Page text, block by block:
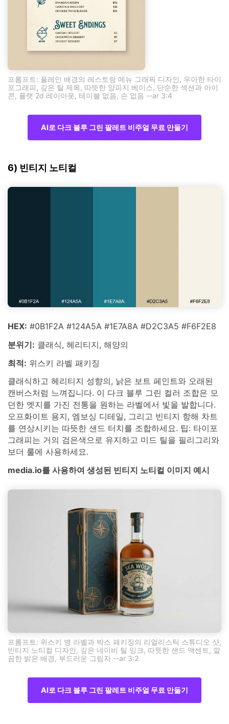
프롬프트: 플레인 배경의 레스토랑 메뉴 그래픽 디자인, 우아한 타이
포그래피, 깊은 틸 제목, 따뜻한 양피지 베이스, 단순한 섹션과 아이
콘, 플랫 2d 레이아웃, 테이블 없음, 손 없음 --ar 3:4
AI로 다크 블루 그린 팔레트 비주얼 무료 만들기
6) 빈티지 노티컬
HEX: #0B1F2A #124A5A #1E7A8A #D2C3A5 #F6F2E8
분위기: 클래식, 헤리티지, 해양의
최적: 위스키 라벨 패키징
클래식하고 헤리티지 성향의, 낡은 보트 페인트와 오래된
캔버스처럼 느껴집니다. 이 다크 블루 그린 컬러 조합은 모
던한 엣지를 가진 전통을 원하는 라벨에서 빛을 발합니다.
오프화이트 용지, 엠보싱 디테일, 그리고 빈티지 항해 차트
를 연상시키는 따뜻한 샌드 터치를 조합하세요. 팁: 타이포
그래피는 거의 검은색으로 유지하고 미드 틸을 필리그리와
보더 룰에 사용하세요.
media.io를 사용하여 생성된 빈티지 노티컬 이미지 예시
프롬프트: 위스키 병 라벨과 박스 패키징의 리얼리스틱 스튜디오 샷,
빈티지 노티컬 디자인, 깊은 네이비 틸 잉크, 따뜻한 샌드 액센트, 깔
끔한 밝은 배경, 부드러운 그림자 --ar 3:2
AI로 다크 블루 그린 팔레트 비주얼 무료 만들기